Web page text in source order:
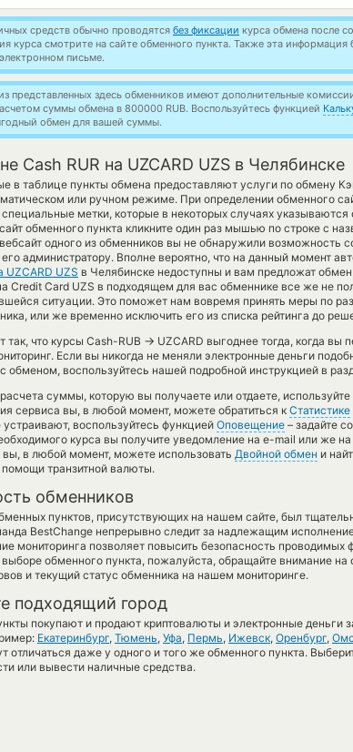
средств обычно проводятся без фиксации курса обмена после
курса смотрите на сайте обменного пункта. Также эта
письме.
представленных здесь обменников имеют дополнительные
суммы обмена в 800000 RUB. Воспользуйтесь функцией
обмен для вашей суммы.
Cash RUR на UZCARD UZS в Челябинске
в таблице пункты обмена предоставляют услуги по обмену
или ручном режиме. При определении обменного
метки, которые в некоторых случаях
обменного пункта кликните один раз мышью по строке с
одного из обменников вы не обнаружили возможность
его администратору. Вполне вероятно, что на данный момент
UZCARD UZS в Челябинске недоступны и вам предложат
Credit Card UZS в подходящем для вас обменнике все же не
ситуации. Это поможет нам вовремя принять меры по
или же временно исключить его из списка рейтинга до
так, что курсы Cash-RUB → UZCARD выгоднее тогда, когда вы
Если вы никогда не меняли электронные деньги
обменом, воспользуйтесь нашей подробной инструкцией в
суммы, которую вы получаете или отдаете, используйте
сервиса вы, в любой момент, можете обратиться к Статистике
устраивают, воспользуйтесь функцией Оповещение – задайте
курса вы получите уведомление на e-mail или же
вы, в любой момент, можете использовать Двойной обмен и
транзитной валюты.
обменников
пунктов, присутствующих на нашем сайте, был
BestChange непрерывно следит за надлежащим
мониторинга позволяет повысить безопасность
выборе обменного пункта, пожалуйста, обращайте внимание на
и текущий статус обменника на нашем мониторинге.
подходящий город
покупают и продают криптовалюты и электронные деньги
Екатеринбург, Тюмень, Уфа, Пермь, Ижевск, Оренбург,
отличаться даже у одного и того же обменного пункта.
или вывести наличные средства.